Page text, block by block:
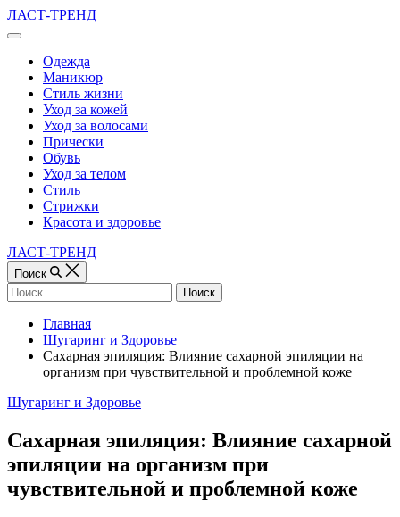
Перейти
к
ЛАСТ-ТРЕНД
Вне
холстаОдежда
Маникюр
Стиль жизни
Уход за кожей
Уход за волосами
Прически
Обувь
Уход за телом
Стиль
Стрижки
Красота и здоровье
ЛАСТ-ТРЕНД
Поиск
Найти:
Главная
Шугаринг и Здоровье
Сахарная эпиляция: Влияние сахарной эпиляции на
организм при чувствительной и проблемной коже
Рубрики
Шугаринг и Здоровье
Сахарная эпиляция: Влияние сахарной
эпиляции на организм при
чувствительной и проблемной коже